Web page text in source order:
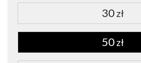
30 zł
50 zł